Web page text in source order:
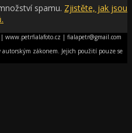
spamu. Zjistěte, jak jsou
www.petrfialafoto.cz | fialapetr@gmail.com
zákonem. Jejich použití pouze se